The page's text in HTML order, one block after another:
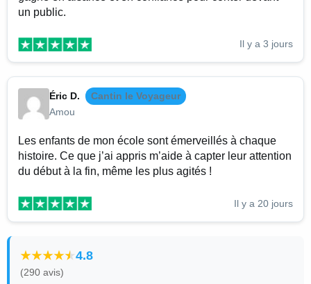
un public.
Il y a 3 jours
Éric D.
Cantin le Voyageur
Amou
Les enfants de mon école sont émerveillés à chaque
histoire. Ce que j’ai appris m’aide à capter leur attention
du début à la fin, même les plus agités !
Il y a 20 jours
4.8
(290 avis)